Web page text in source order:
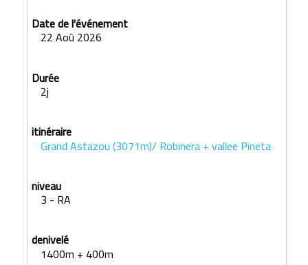
22 Aoû 2026
2j
Grand Astazou (3071m)/ Robinera + vallee Pineta
3 - RA
1400m + 400m